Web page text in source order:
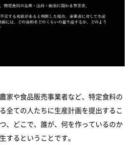
家や食品販売事業者など、特定食料の
全ての人たちに生産計画を提出するこ
、どこで、誰が、何を作っているのか
するということです。